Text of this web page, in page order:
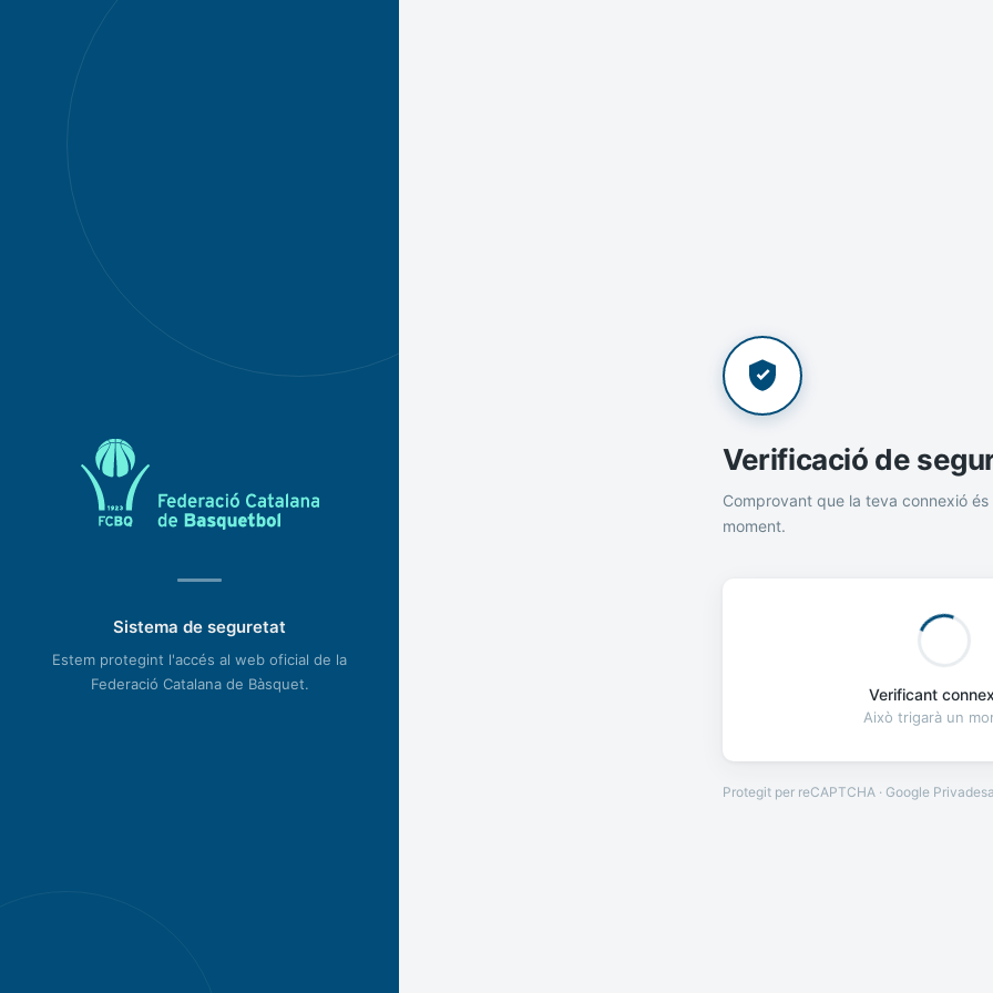
Sistema de seguretat
Estem protegint l'accés al web oficial de la
Federació Catalana de Bàsquet.
Verificació de
Comprovant que la teva connexió és
moment.
Verificant
Això trigarà un
Protegit per reCAPTCHA · Google Privadesa